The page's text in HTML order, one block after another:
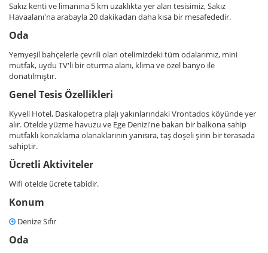
Sakız kenti ve limanına 5 km uzaklıkta yer alan tesisimiz, Sakız
Havaalanı'na arabayla 20 dakikadan daha kısa bir mesafededir.
Oda
Yemyeşil bahçelerle çevrili olan otelimizdeki tüm odalarımız, mini
mutfak, uydu TV'li bir oturma alanı, klima ve özel banyo ile
donatılmıştır.
Genel Tesis Özellikleri
Kyveli Hotel, Daskalopetra plajı yakınlarındaki Vrontados köyünde yer
alır. Otelde yüzme havuzu ve Ege Denizi'ne bakan bir balkona sahip
mutfaklı konaklama olanaklarının yanısıra, taş döşeli şirin bir terasada
sahiptir.
Ücretli Aktiviteler
Wifi otelde ücrete tabidir.
Konum
Denize Sıfır
Oda